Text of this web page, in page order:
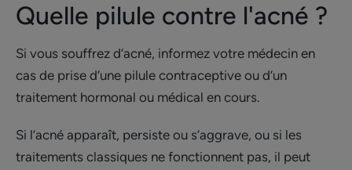
Quelle pilule contre l'acné ?
Si vous souffrez d’acné, informez votre médecin en
cas de prise d’une pilule contraceptive ou d’un
traitement hormonal ou médical en cours.
Si l’acné apparaît, persiste ou s’aggrave, ou si les
traitements classiques ne fonctionnent pas, il peut